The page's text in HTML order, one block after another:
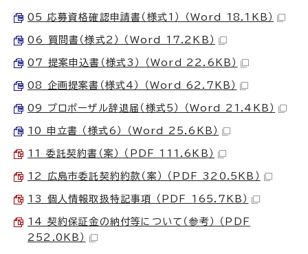
05 応募資格確認申請書（様式1） （Word 18.1KB）
06 質問書（様式2） （Word 17.2KB）
07 提案申込書（様式3） （Word 22.6KB）
08 企画提案書（様式4） （Word 62.7KB）
09 プロポーザル辞退届（様式5） （Word 21.4KB）
10 申立書 （様式6） （Word 25.6KB）
11 委託契約書（案） （PDF 111.6KB）
12 広島市委託契約約款（案） （PDF 320.5KB）
13 個人情報取扱特記事項 （PDF 165.7KB）
14 契約保証金の納付等について（参考） （PDF
252.0KB）